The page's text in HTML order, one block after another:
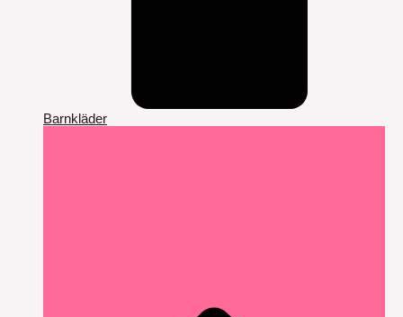
Barnkläder